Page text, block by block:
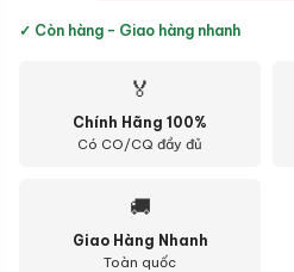
✓ Còn hàng - Giao hàng nhanh
🏅
Chính Hãng 100%
Có CO/CQ đầy đủ
🚚
Giao Hàng Nhanh
Toàn quốc